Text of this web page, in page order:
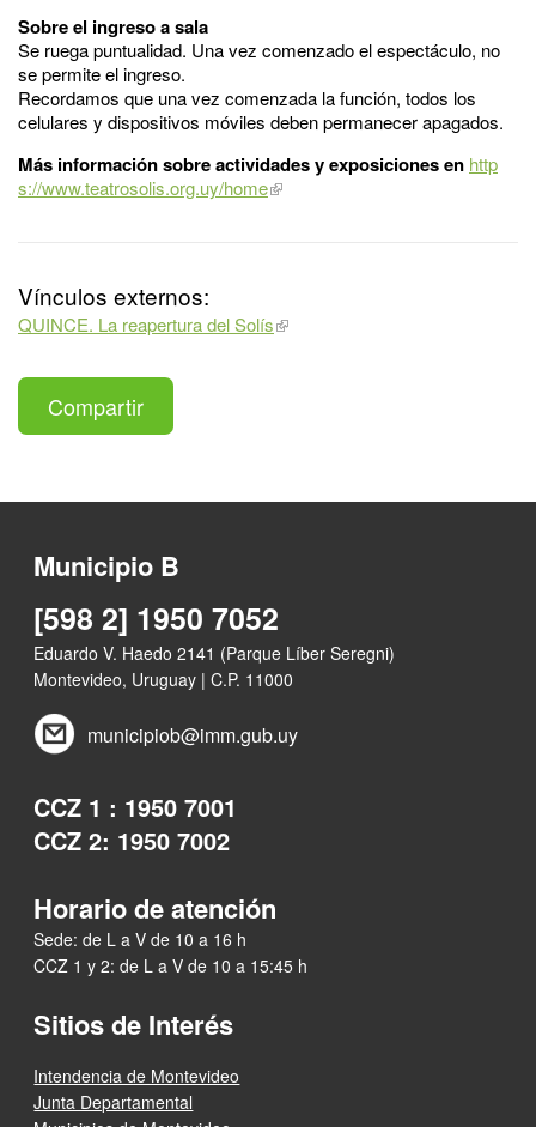
Sobre el ingreso a sala
Se ruega puntualidad. Una vez comenzado el espectáculo, no
se permite el ingreso.
Recordamos que una vez comenzada la función, todos los
celulares y dispositivos móviles deben permanecer apagados.
Más información sobre actividades y exposiciones en http
s://www.teatrosolis.org.uy/home
Vínculos externos:
QUINCE. La reapertura del Solís
Compartir
Municipio B
[598 2] 1950 7052
Eduardo V. Haedo 2141 (Parque Líber Seregni)
Montevideo, Uruguay | C.P. 11000
municipiob@imm.gub.uy
CCZ 1 : 1950 7001
CCZ 2: 1950 7002
Horario de atención
Sede: de L a V de 10 a 16 h
CCZ 1 y 2: de L a V de 10 a 15:45 h
Sitios de Interés
Intendencia de Montevideo
Junta Departamental